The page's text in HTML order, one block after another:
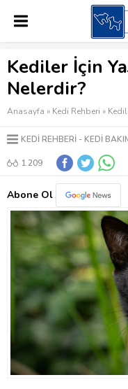
Kediler İçin
Nelerdir?
Anasayfa » Kedi Rehberi »
KEDI REHBERI KEDI
1.209
Abone Ol